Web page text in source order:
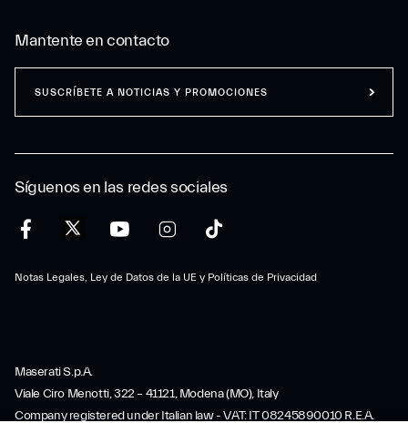
Síguenos en las redes sociales
Notas Legales, Ley de Datos de la UE y Políticas de Privacidad
Mantente en contacto
SUSCRÍBETE A NOTICIAS Y PROMOCIONES
Maserati S.p.A.
Viale Ciro Menotti, 322 – 41121, Modena (MO), Italy
Company registered under Italian law - VAT: IT 08245890010 R.E.A.